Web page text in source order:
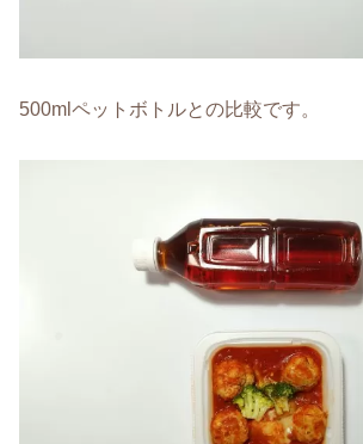
500mlペットボトルとの比較です。